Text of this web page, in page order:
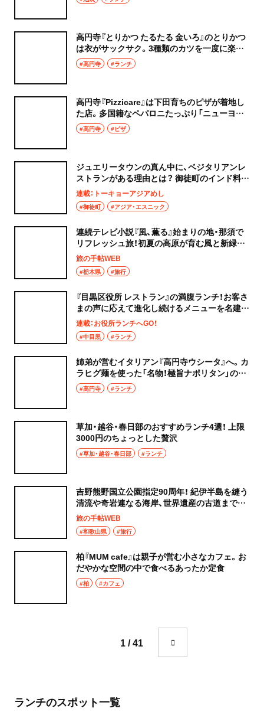
高円寺『とりかつ たるたる 金いろ』のとりかつ
は衣がサックサク。3種類のカツを一度に楽し
める定食をランチに
#高円寺 #ランチ
高円寺『Pizzicare』は下田育ちのピザが着地し
た店。多国籍なペパロニたっぷり「ニューヨー
ク」をランチに
#高円寺 #ピザ
ジュエリータウンの真ん中に、ベジタリアンレ
ストランがある理由とは？ 御徒町のインド料理
店『ヴェジハーブサーガ』へ
連載：トーキョーアジアめし
#御徒町 #アジア・エスニック
連続テレビ小説『風、薫る』始まりの地・那須で
リフレッシュ旅！初夏の高原が育む風と新緑に
会いに
旅の手帖WEB
#栃木県 #旅行
『目黒区役所 レストラン』の満腹ランチ！お客さ
まの声に応えて進化し続けるメニューを名建築
で
連載：お役所ランチへGO！
#中目黒 #ランチ
姉弟が営むイタリアン『高円寺ウシータ』へ。カ
ラヒグ麺を使った「名物！極旨ナポリタン」のラ
ンチセットは夜でもOKな懐の深さ
#高円寺 #ランチ
草加・越谷・春日部のおすすめランチ4選！ 上限
3000円のちょっとした贅沢
#草加・越谷・春日部 #ランチ
吉野熊野国立公園指定90周年！ 紀伊半島を縫う
清流や奇岩連なる海岸、世界遺産の古道まで、
和歌山県新宮市の心躍る絶景
旅の手帖WEB
#和歌山県 #旅行
柏『MUM cafe』は親子が営む小さなカフェ。お
だやかな空間の中で食べるあったか定食
#柏 #カフェ
1 / 41
ランチのスポット一覧